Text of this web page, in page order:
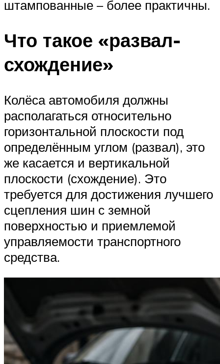
штампованные – более практичны.
Что такое «развал-
схождение»
Колёса автомобиля должны
располагаться относительно
горизонтальной плоскости под
определённым углом (развал), это
же касается и вертикальной
плоскости (схождение). Это
требуется для достижения лучшего
сцепления шин с земной
поверхностью и приемлемой
управляемости транспортного
средства.